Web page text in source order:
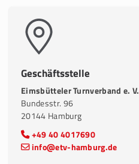
Geschäftsstelle
Eimsbütteler Turnverband e. V.
Bundesstr. 96
20144 Hamburg
+49 40 4017690
info@etv-hamburg.de